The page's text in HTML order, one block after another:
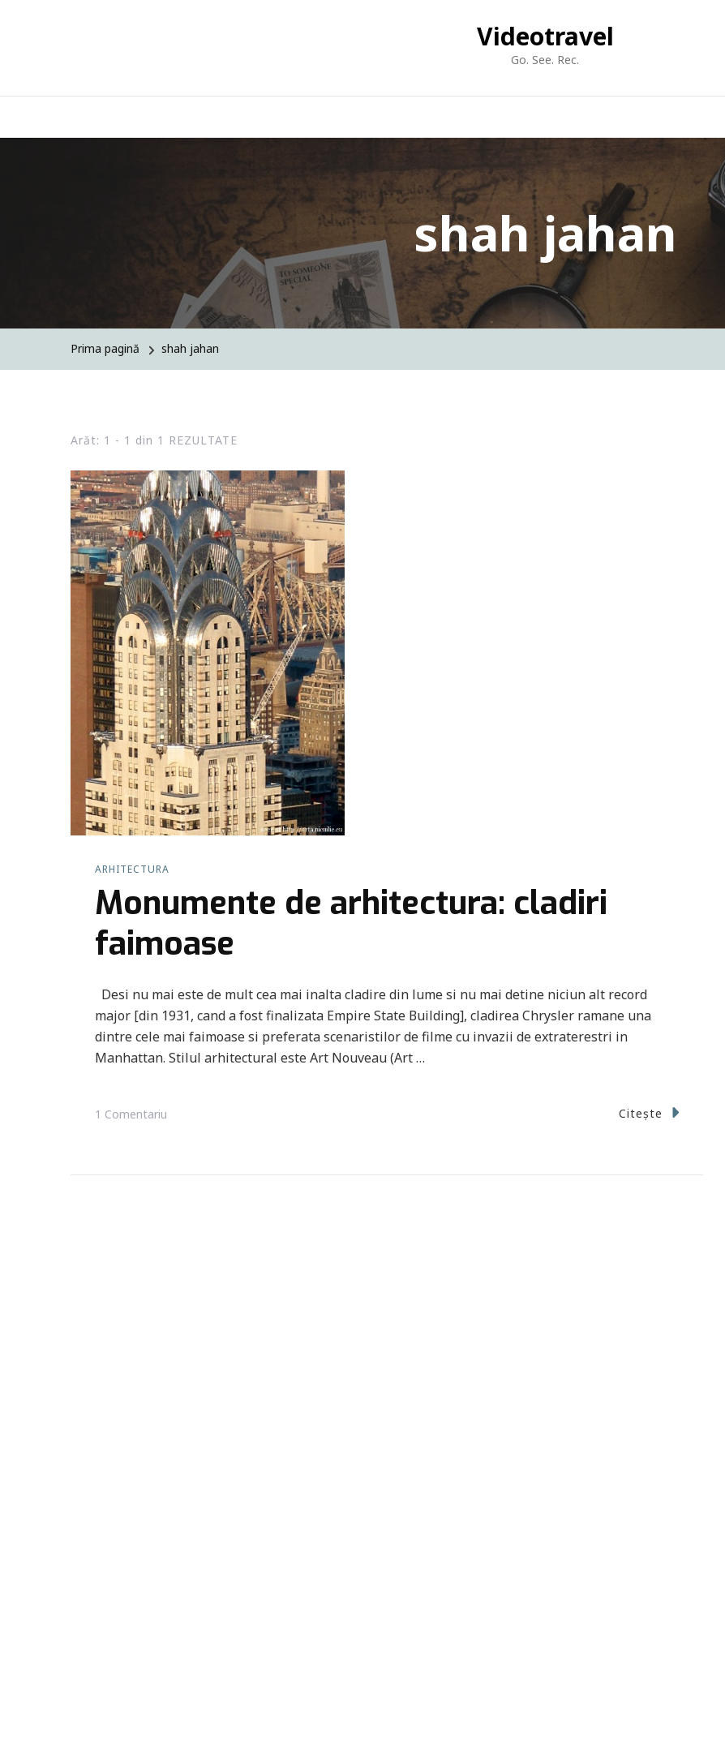
Videotravel
Go. See. Rec.
shah jahan
Prima pagină shah jahan
Arăt: 1 - 1 din 1 REZULTATE
ARHITECTURA
Monumente de arhitectura: cladiri
faimoase
Desi nu mai este de mult cea mai inalta cladire din lume si nu mai detine niciun alt record
major [din 1931, cand a fost finalizata Empire State Building], cladirea Chrysler ramane una
dintre cele mai faimoase si preferata scenaristilor de filme cu invazii de extraterestri in
Manhattan. Stilul arhitectural este Art Nouveau (Art …
1 Comentariu Citește